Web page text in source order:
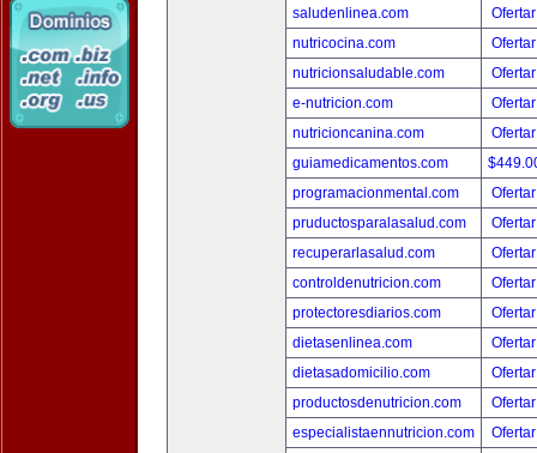
saludenlinea.com
nutricocina.com
nutricionsaludable.com
e-nutricion.com
nutricioncanina.com
guiamedicamentos.com
programacionmental.com
pruductosparalasalud.com
recuperarlasalud.com
controldenutricion.com
protectoresdiarios.com
dietasenlinea.com
dietasadomicilio.com
productosdenutricion.com
especialistaennutricion.com